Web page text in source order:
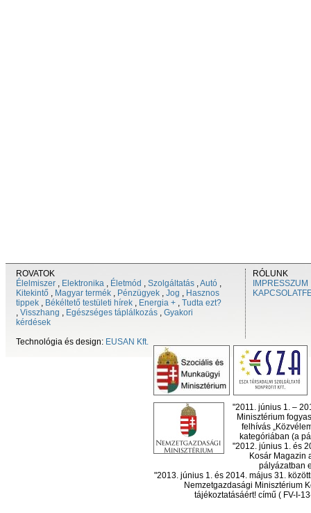
ROVATOK
Élelmiszer , Elektronika , Életmód , Szolgáltatás ,Autó ,
Kitekintő , Magyar termék , Pénzügyek , Jog , Hasznos
tippek , Békéltető testületi hírek , Energia + , Tudta ezt?
, Visszhang , Egészséges táplálkozás , Gyakori
kérdések
Technológia és design: EUSAN Kft.
RÓLUNK
IMPRESSZUM
"2011. június 1. –
Minisztérium
felhívás
kategóriában (a
"2012. június 1. és
Kosár Magazin
pályázatban
"2013. június 1. és 2014. május 31.
Nemzetgazdasági Minisztérium
tájékoztatásáért! című ( FV-I-